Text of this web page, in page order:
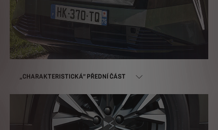
„CHARAKTERISTICKÁ“ PŘEDNÍ ČÁST